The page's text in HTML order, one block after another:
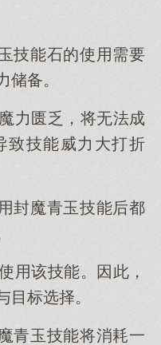
技能石的使用需要
储备。
力匮乏，将无法成
致技能威力大打折
封魔青玉技能后都
用该技能。因此，
目标选择。
青玉技能将消耗一